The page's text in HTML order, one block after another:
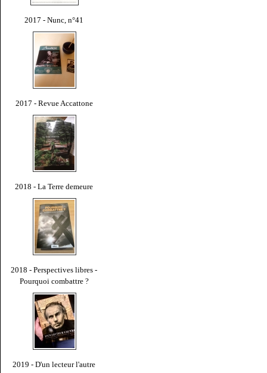
2017 - Nunc, n°41
2017 - Revue Accattone
2018 - La Terre demeure
2018 - Perspectives libres -
Pourquoi combattre ?
2019 - D'un lecteur l'autre